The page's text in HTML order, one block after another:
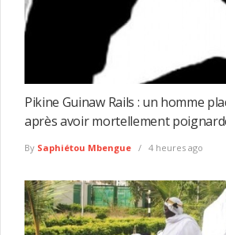
Pikine Guinaw Rails : un homme
après avoir mortellement
By Saphiétou Mbengue 4 heures ago